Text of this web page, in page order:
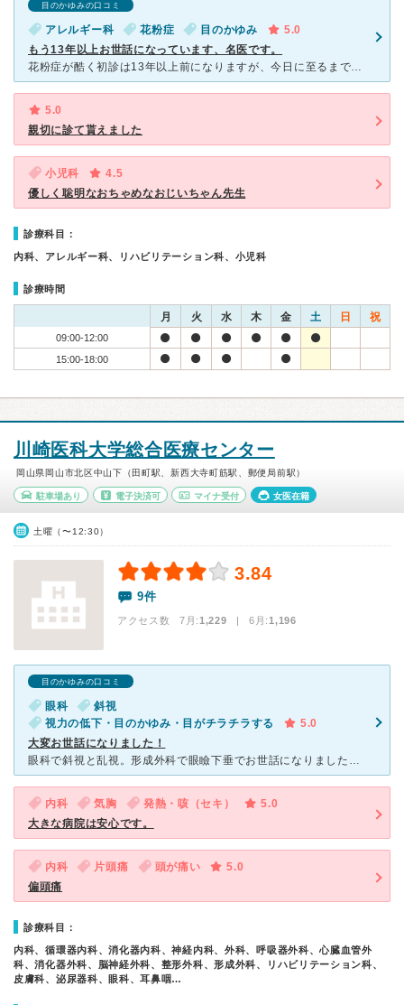
目のかゆみの口コミ
アレルギー科 花粉症 目のかゆみ
5.0
もう13年以上お世話になっています、名医です。
花粉症が酷く初診は13年以上前になりますが、今日に至るまで名医だなという評価は自分の中で変わっていません。 まず、先生の病状診断、見立てが速いなと思います。雑に見られているのではなく、観察から判断ま
5.0
親切に診て貰えました
小児科
4.5
優しく聡明なおちゃめなおじいちゃん先生
診療科目：
内科、アレルギー科、リハビリテーション科、小児科
診療時間
月 火 水 木 金 土 日 祝
09:00-12:00
15:00-18:00
川崎医科大学総合医療センター
岡山県岡山市北区中山下（田町駅、新西大寺町筋駅、郵便局前駅）
駐車場あり 電子決済可 マイナ受付 女医在籍
土曜（〜12:30）
3.84
9件
アクセス数 7月:1,229 | 6月:1,196
目のかゆみの口コミ
眼科
斜視
視力の低下・目のかゆみ・目がチラチラする
5.0
大変お世話になりました！
眼科で斜視と乱視。形成外科で眼瞼下垂でお世話になりました。2007年から2016年まで1年に1.2回のペースで通院し、2014年の夏休みに斜視と眼瞼下垂の手術をしました。 建物は古いですが大きい
内科 気胸 発熱・咳（セキ）
5.0
大きな病院は安心です。
内科 片頭痛 頭が痛い
5.0
偏頭痛
診療科目：
内科、循環器内科、消化器内科、神経内科、外科、呼吸器外科、心臓血管外
科、消化器外科、脳神経外科、整形外科、形成外科、リハビリテーション科、
皮膚科、泌尿器科、眼科、耳鼻咽…